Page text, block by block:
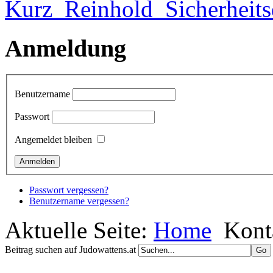
Anmeldung
Benutzername
Passwort
Angemeldet bleiben
Passwort vergessen?
Benutzername vergessen?
Aktuelle Seite: Home
Beitrag suchen auf Judowattens.at